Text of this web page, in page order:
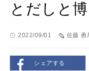
とだしと
2022/09/01 佐藤 勇
シェアする